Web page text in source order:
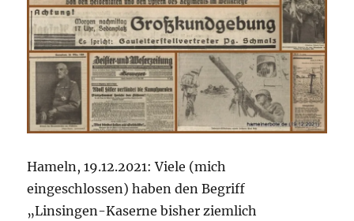
Hameln, 19.12.2021: Viele (mich
eingeschlossen) haben den Begriff
„Linsingen-Kaserne bisher ziemlich